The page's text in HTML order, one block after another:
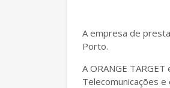
A empresa de
Porto.
A ORANGE
Telecomunicações